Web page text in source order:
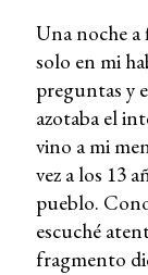
Una noche a
solo en mi
preguntas y
azotaba el
vino a mi
vez a los 13
pueblo.
escuché
fragmento